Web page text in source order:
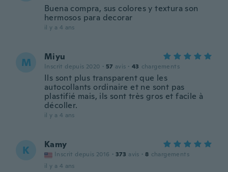
Buena compra, sus colores y textura son
hermosos para decorar
il y a 4 ans
M Miyu
Inscrit depuis 2020 · 57 avis · 43 chargements
Ils sont plus transparent que les
autocollants ordinaire et ne sont pas
plastifié mais, ils sont très gros et facile à
décoller.
il y a 4 ans
K Kamy
Inscrit depuis 2016 · 373 avis · 8 chargements
il y a 4 ans